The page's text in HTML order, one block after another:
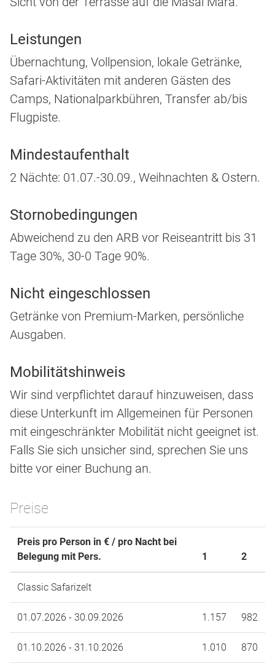
Leistungen
Übernachtung, Vollpension, lokale Getränke,
Safari-Aktivitäten mit anderen Gästen des
Camps, Nationalparkbühren, Transfer ab/bis
Flugpiste.
Mindestaufenthalt
2 Nächte: 01.07.-30.09., Weihnachten & Ostern.
Stornobedingungen
Abweichend zu den ARB vor Reiseantritt bis 31
Tage 30%, 30-0 Tage 90%.
Nicht eingeschlossen
Getränke von Premium-Marken, persönliche
Ausgaben.
Mobilitätshinweis
Wir sind verpflichtet darauf hinzuweisen, dass
diese Unterkunft im Allgemeinen für Personen
mit eingeschränkter Mobilität nicht geeignet ist.
Falls Sie sich unsicher sind, sprechen Sie uns
bitte vor einer Buchung an.
Preise
Preis pro Person in € / pro Nacht bei
Belegung mit Pers.
1 2
Classic Safarizelt
01.07.2026 - 30.09.2026 1.157 982
01.10.2026 - 31.10.2026 1.010 870